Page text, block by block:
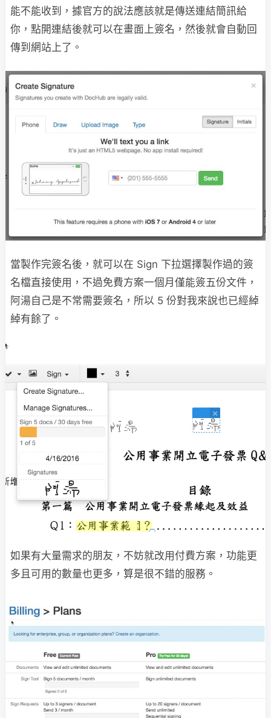
能不能收到，據官方的說法應該就是傳送連結簡訊給
你，點開連結後就可以在畫面上簽名，然後就會自動回
傳到網站上了。
當製作完簽名後，就可以在 Sign 下拉選擇製作過的簽
名檔直接使用，不過免費方案一個月僅能簽五份文件，
阿湯自己是不常需要簽名，所以 5 份對我來說也已經綽
綽有餘了。
如果有大量需求的朋友，不妨就改用付費方案，功能更
多且可用的數量也更多，算是很不錯的服務。